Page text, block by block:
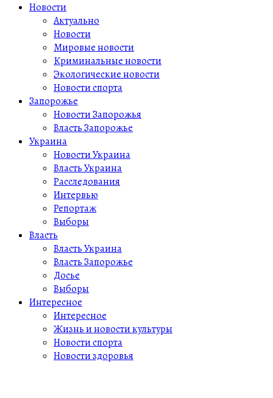
Новости
Актуально
Новости
Мировые новости
Криминальные новости
Экологические новости
Новости спорта
Запорожье
Новости Запорожья
Власть Запорожье
Украина
Новости Украина
Власть Украина
Расследования
Интервью
Репортаж
Выборы
Власть
Власть Украина
Власть Запорожье
Досье
Выборы
Интересное
Интересное
Жизнь и новости культуры
Новости спорта
Новости здоровья